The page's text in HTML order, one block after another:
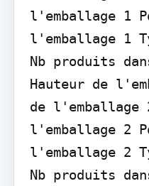
l'emballage 1
l'emballage 1
Nb produits
Hauteur de
de l'emballage
l'emballage 2
l'emballage 2
Nb produits